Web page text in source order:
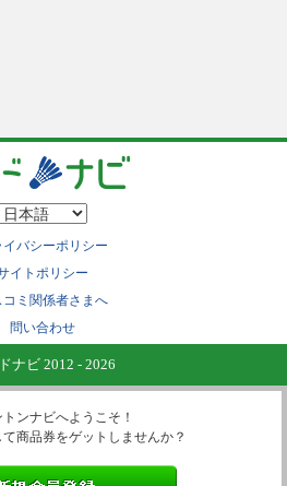
イバシーポリシー
イトポリシー
コミ関係者さまへ
問い合わせ
ナビ 2012 - 2026
ンナビへようこそ！
商品券をゲットしませんか？